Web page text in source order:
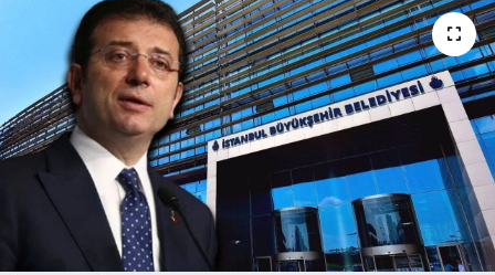
Ekonomi
Forum
Gerçeğin İzinde
Gün Başlıyor
Gün Bitiyor